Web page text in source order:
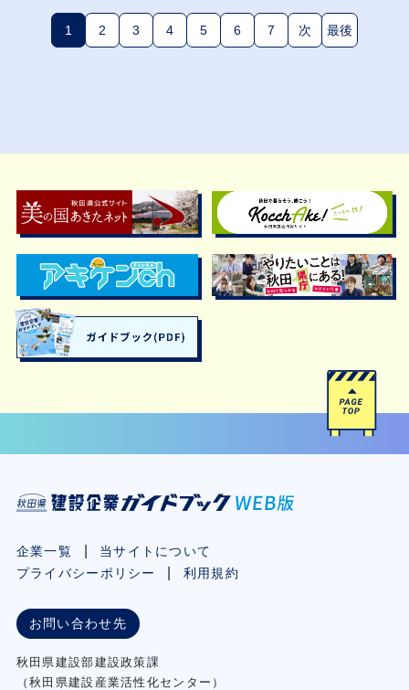
1(現在のページ)
2 3 4 5 6 7 次 最後
企業一覧
当サイトについて
プライバシーポリシー
利用規約
お問い合わせ先
秋⽥県建設部建設政策課
（秋⽥県建設産業活性化センター）